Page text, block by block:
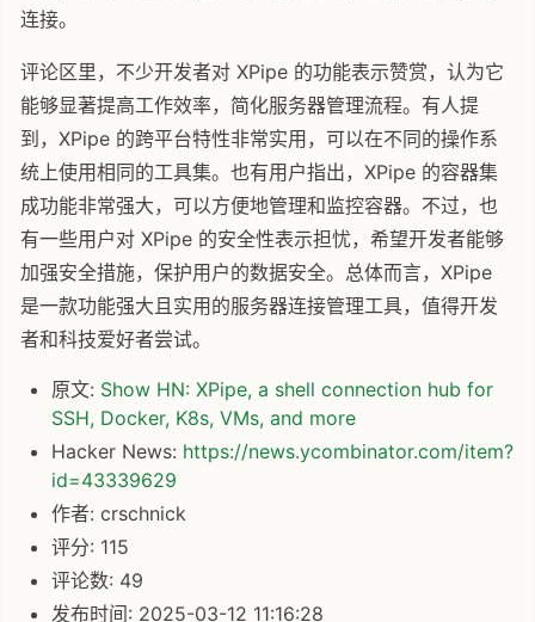
连接。
评论区里，不少开发者对 XPipe 的功能表示赞赏，认为它
能够显著提高工作效率，简化服务器管理流程。有人提
到，XPipe 的跨平台特性非常实用，可以在不同的操作系
统上使用相同的工具集。也有用户指出，XPipe 的容器集
成功能非常强大，可以方便地管理和监控容器。不过，也
有一些用户对 XPipe 的安全性表示担忧，希望开发者能够
加强安全措施，保护用户的数据安全。总体而言，XPipe
是一款功能强大且实用的服务器连接管理工具，值得开发
者和科技爱好者尝试。
原文: Show HN: XPipe, a shell connection hub for
SSH, Docker, K8s, VMs, and more
Hacker News: https://news.ycombinator.com/item?
id=43339629
作者: crschnick
评分: 115
评论数: 49
发布时间: 2025-03-12 11:16:28